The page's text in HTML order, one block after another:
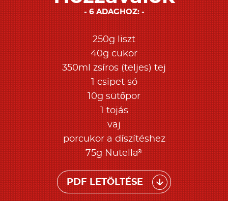
6 ADAGHOZ:
250g liszt
40g cukor
350ml zsíros (teljes) tej
1 csipet só
10g sütőpor
1 tojás
vaj
porcukor a díszítéshez
75g Nutella®
PDF LETÖLTÉSE